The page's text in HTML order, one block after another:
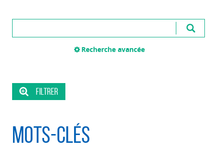
Recherche avancée
Mots-clés